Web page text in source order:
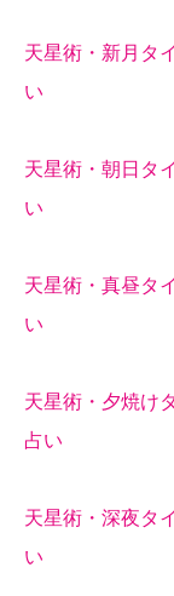
天星術・新月タ
い
天星術・朝日タ
い
天星術・真昼タ
い
天星術・夕焼け
占い
天星術・深夜タ
い